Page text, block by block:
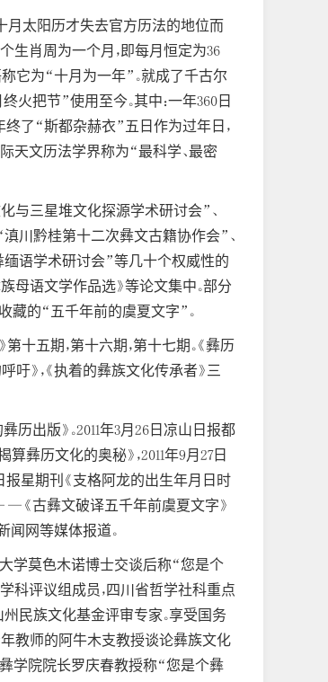
月太阳历才失去官方历法的地位而
生肖周为一个月，即每月恒定为36
称它为“十月为一年”。就成了千古尔
火把节”使用至今。其中：一年360日
终了“斯都杂赫衣”五日作为过年日，
天文历法学界称为“最科学、最密
与三星堆文化探源学术研讨会”、
川黔桂第十二次彝文古籍协作会”、
语学术研讨会”等几十个权威性的
母语文学作品选》等论文集中。部分
收藏的“五千年前的虞夏文字”。
五期，第十六期，第十七期。《彝历
》，《执着的彝族文化传承者》三
历出版》。2011年3月26日凉山日报都
彝历文化的奥秘》，2011年9月27日
报星期刊《支格阿龙的出生年月日时
《古彝文破译五千年前虞夏文字》
闻网等媒体报道。
学莫色木诺博士交谈后称“您是个
科评议组成员，四川省哲学社科重点
民族文化基金评审专家。享受国务
年教师的阿牛木支教授谈论彝族文化
彝学院院长罗庆春教授称“您是个彝